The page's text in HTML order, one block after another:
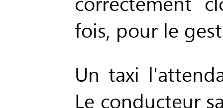
fois, pour le
Un taxi
Le conducteur